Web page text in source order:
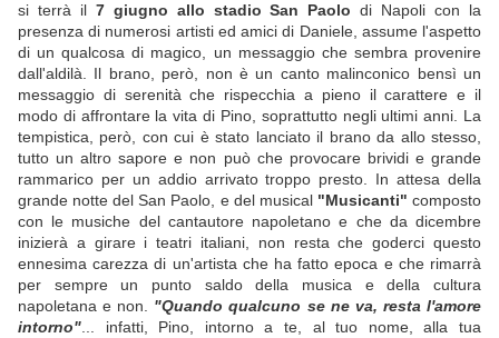
si terrà il 7 giugno allo stadio San Paolo di Napoli con la
presenza di numerosi artisti ed amici di Daniele, assume l'aspetto
di un qualcosa di magico, un messaggio che sembra provenire
dall'aldilà. Il brano, però, non è un canto malinconico bensì un
messaggio di serenità che rispecchia a pieno il carattere e il
modo di affrontare la vita di Pino, soprattutto negli ultimi anni. La
tempistica, però, con cui è stato lanciato il brano da allo stesso,
tutto un altro sapore e non può che provocare brividi e grande
rammarico per un addio arrivato troppo presto. In attesa della
grande notte del San Paolo, e del musical "Musicanti" composto
con le musiche del cantautore napoletano e che da dicembre
inizierà a girare i teatri italiani, non resta che goderci questo
ennesima carezza di un'artista che ha fatto epoca e che rimarrà
per sempre un punto saldo della musica e della cultura
napoletana e non. "Quando qualcuno se ne va, resta l'amore
intorno" ... infatti, Pino, intorno a te, al tuo nome, alla tua